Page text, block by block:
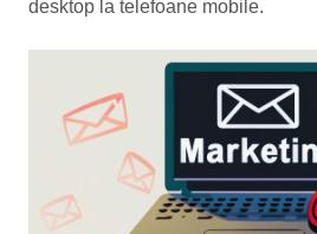
desktop la telefoane mobile.